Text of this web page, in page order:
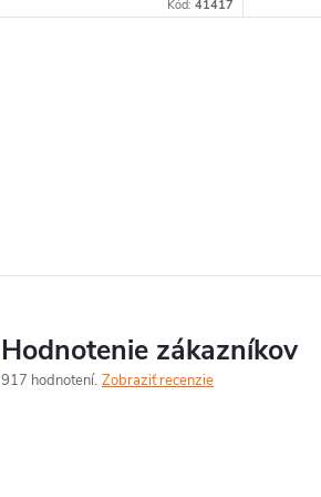
Kód:41417
Hodnotenie zákazníkov
917 hodnotení Zobraziť recenzie